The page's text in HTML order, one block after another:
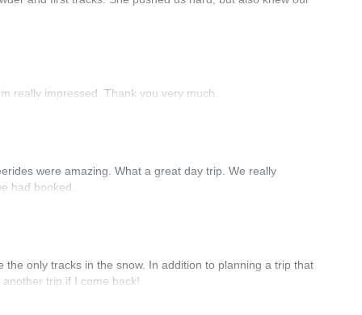
really impressed. Thank you very much.
were amazing. What a great day trip. We really
had booked.
only tracks in the snow. In addition to planning a trip that
trip if I come back!